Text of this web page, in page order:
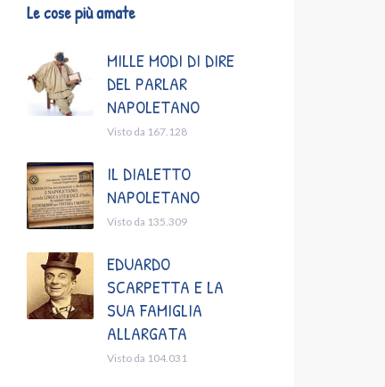
Le cose più amate
MILLE MODI DI DIRE
DEL PARLAR
NAPOLETANO
Visto da 167.128
IL DIALETTO
NAPOLETANO
Visto da 135.309
EDUARDO
SCARPETTA E LA
SUA FAMIGLIA
ALLARGATA
Visto da 104.031